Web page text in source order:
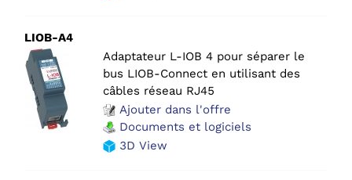
LIOB-A4
Adaptateur L-IOB 4 pour séparer le
bus LIOB-Connect en utilisant des
câbles réseau RJ45
Ajouter dans l'offre
Documents et logiciels
3D View